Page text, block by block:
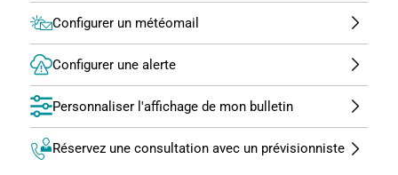
Configurer un météomail
Configurer une alerte
Personnaliser l'affichage de mon bulletin
Réservez une consultation avec un prévisionniste